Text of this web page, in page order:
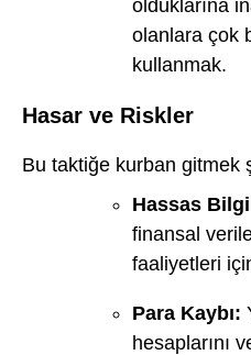
olduklarına
olanlara çok
kullanmak.
Hasar ve Riskler
Bu taktiğe kurban gitmek
Hassas
finansal
faaliyetleri
Para Kaybı:
hesaplarını